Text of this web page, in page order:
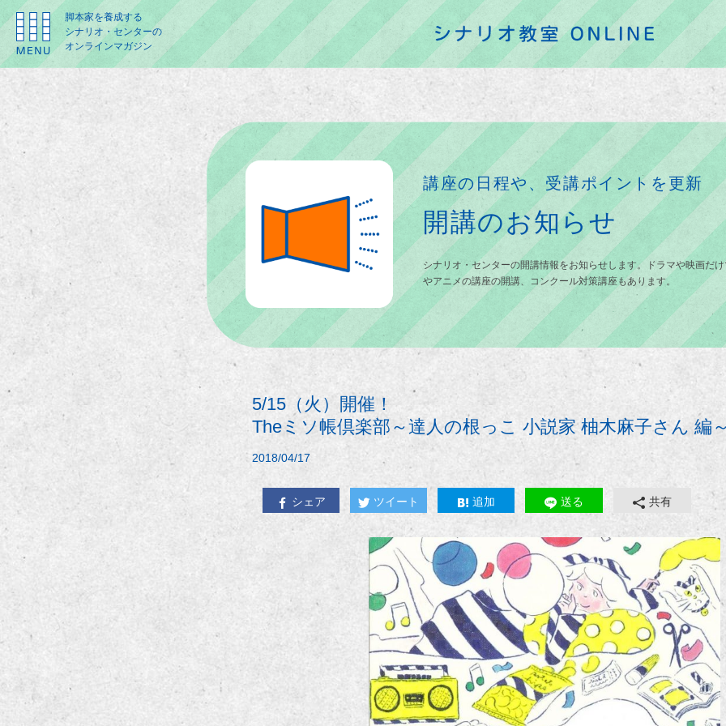
脚本家を養成する
シナリオ・センターの
オンラインマガジン
講座の日程や、受講ポイントを更新
開講のお知らせ
シナリオ・センターの開講情報をお知らせします。ドラマや映画だ
やアニメの講座の開講、コンクール対策講座もあります。
5/15（火）開催！
Theミソ帳倶楽部～達人の根っこ 小説家 柚木麻子さん 編
2018/04/17
シェア ツイート 追加 送る 共有